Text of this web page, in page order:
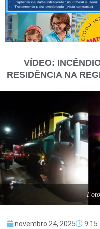
VÍDEO:
RESIDÊNCIA NA
novembro 24, 2025 9:15